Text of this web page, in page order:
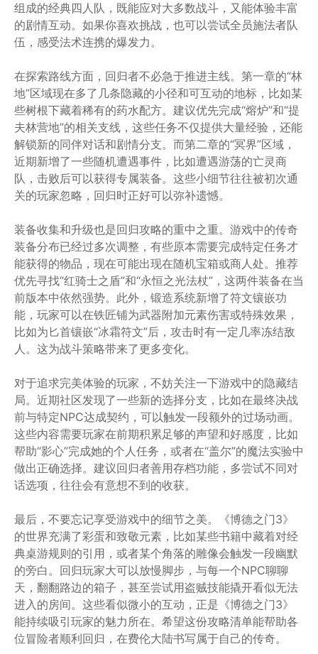
组成的经典四人队，既能应对大多数战斗，又能体验丰富
的剧情互动。如果你喜欢挑战，也可以尝试全员施法者队
伍，感受法术连携的爆发力。
在探索路线方面，回归者不必急于推进主线。第一章的“林
地”区域现在多了几条隐藏的小径和可互动的地标，比如某
些树根下藏着稀有的药水配方。建议优先完成“熔炉”和“提
夫林营地”的相关支线，这些任务不仅提供大量经验，还能
解锁新的同伴对话和剧情分支。而第二章的“冥界”区域，
近期新增了一些随机遭遇事件，比如遭遇游荡的亡灵商
队，击败后可以获得专属装备。这些小细节往往被初次通
关的玩家忽略，回归时正好可以弥补遗憾。
装备收集和升级也是回归攻略的重中之重。游戏中的传奇
装备分布已经过多次调整，有些原本需要完成特定任务才
能获得的物品，现在可能出现在随机宝箱或商人处。推荐
优先寻找“红骑士之盾”和“永恒之光法杖”，这两件装备在当
前版本中依然强势。此外，锻造系统新增了符文镶嵌功
能，玩家可以在铁匠铺为武器附加元素伤害或特殊效果，
比如为匕首镶嵌“冰霜符文”后，攻击时有一定几率冻结敌
人。这为战斗策略带来了更多变化。
对于追求完美体验的玩家，不妨关注一下游戏中的隐藏结
局。近期社区发现了一些新的选择分支，比如在最终决战
前与特定NPC达成契约，可以触发一段额外的过场动画。
这些内容需要玩家在前期积累足够的声望和好感度，比如
帮助“影心”完成她的个人任务，或者在“盖尔”的魔法实验中
做出正确选择。建议回归者善用存档功能，多尝试不同对
话选项，往往会有意想不到的收获。
最后，不要忘记享受游戏中的细节之美。《博德之门3》
的世界充满了彩蛋和致敬元素，比如某些书籍中藏着对经
典桌游规则的引用，或者某个角落的雕像会触发一段幽默
的旁白。回归玩家大可以放慢脚步，与每一个NPC聊聊
天，翻翻路边的箱子，甚至尝试用盗贼技能撬开看似无法
进入的房间。这些看似微小的互动，正是《博德之门3》
能持续吸引玩家的魅力所在。希望这份攻略清单能帮助各
位冒险者顺利回归，在费伦大陆书写属于自己的传奇。